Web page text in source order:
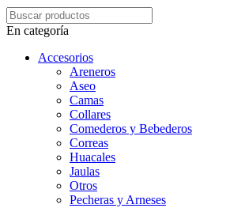
En categoría
Accesorios
Areneros
Aseo
Camas
Collares
Comederos y Bebederos
Correas
Huacales
Jaulas
Otros
Pecheras y Arneses